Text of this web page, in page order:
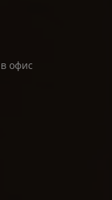
офис